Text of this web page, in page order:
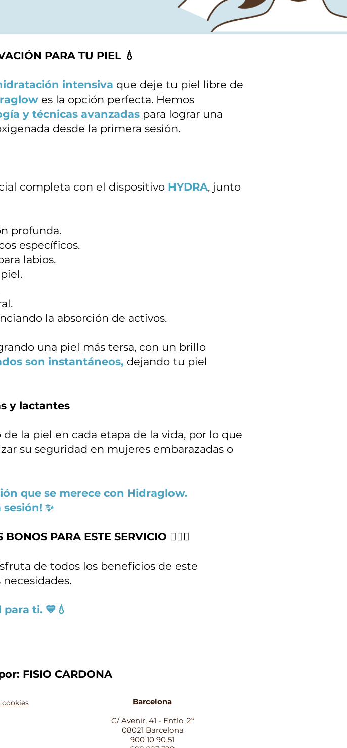
PARA TU PIEL 💧
intensiva que deje tu piel libre de
es la opción perfecta. Hemos
y técnicas avanzadas para lograr una
desde la primera sesión.
completa con el dispositivo HYDRA, junto
profunda.
específicos.
labios.
la absorción de activos.
una piel más tersa, con un brillo
son instantáneos, dejando tu piel
y lactantes
la piel en cada etapa de la vida, por lo que
su seguridad en mujeres embarazadas o
que se merece con Hidraglow.
✨
PARA ESTE SERVICIO 💆‍♀️✨
de todos los beneficios de este
ti. 💙💧
FISIO CARDONA
Barcelona
C/ Avenir, 41 - Entlo. 2º
08021 Barcelona
900 10 90 51